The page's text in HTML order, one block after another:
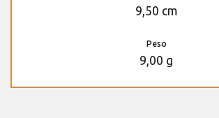
9,50 cm
Peso
9,00 g